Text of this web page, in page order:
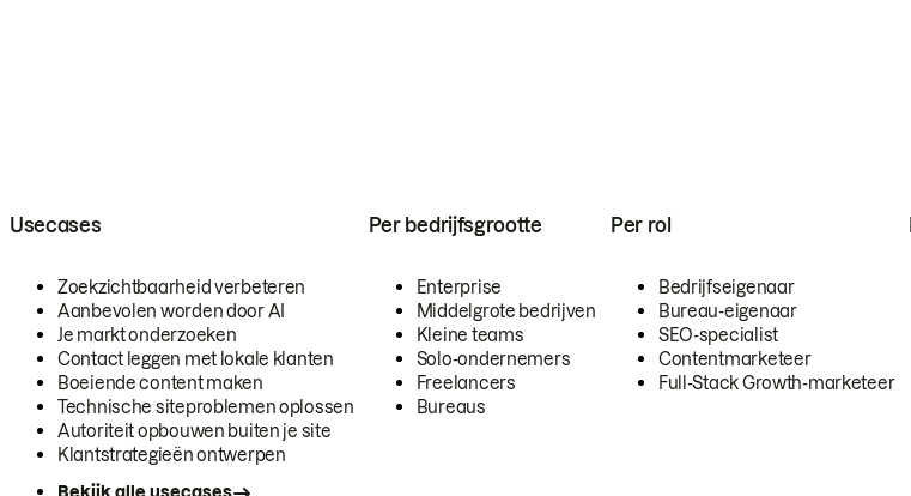
Usecases
Zoekzichtbaarheid verbeteren
Aanbevolen worden door AI
Je markt onderzoeken
Contact leggen met lokale klanten
Boeiende content maken
Technische siteproblemen oplossen
Autoriteit opbouwen buiten je site
Klantstrategieën ontwerpen
Per bedrijfsgrootte
Enterprise
Middelgrote bedrijven
Kleine teams
Solo-ondernemers
Freelancers
Bureaus
Per rol
Bedrijfseigenaar
Bureau-eigenaar
SEO-specialist
Contentmarketeer
Full-Stack Growth-marketeer